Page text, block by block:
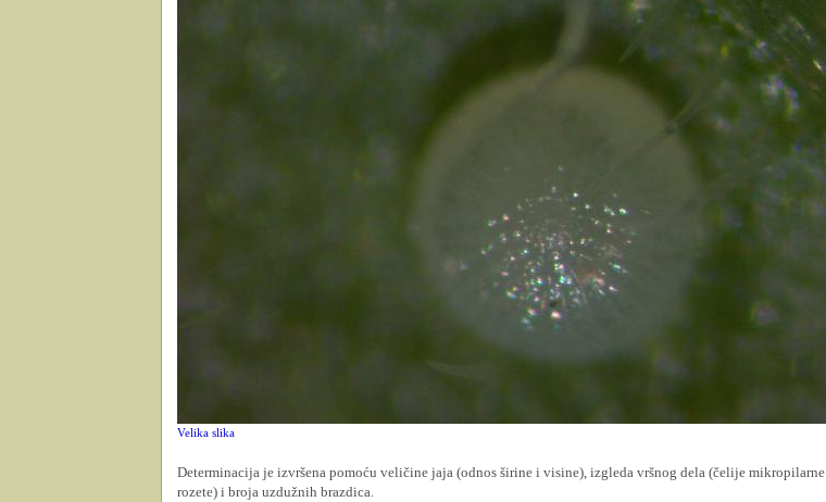
Velika slika
Determinacija je izvršena pomoću veličine jaja (odnos širine i visine), izgleda vršnog dela (čelije mikropilarne
rozete) i broja uzdužnih brazdica.